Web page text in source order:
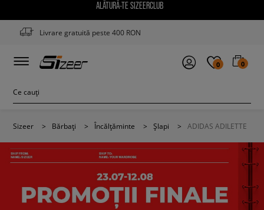
ALĂTURĂ-TE SIZEERCLUB
Livrare gratuită peste 400 RON
0 0
Sizeer > Bărbați > Încălțăminte > Șlapi > ADIDAS ADILETTE